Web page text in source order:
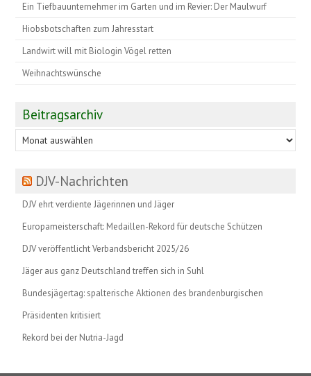
Ein Tiefbauunternehmer im Garten und im Revier: Der Maulwurf
Hiobsbotschaften zum Jahresstart
Landwirt will mit Biologin Vögel retten
Weihnachtswünsche
Beitragsarchiv
Beitragsarchiv
DJV-Nachrichten
DJV ehrt verdiente Jägerinnen und Jäger
Europameisterschaft: Medaillen-Rekord für deutsche Schützen
DJV veröffentlicht Verbandsbericht 2025/26
Jäger aus ganz Deutschland treffen sich in Suhl
Bundesjägertag: spalterische Aktionen des brandenburgischen
Präsidenten kritisiert
Rekord bei der Nutria-Jagd